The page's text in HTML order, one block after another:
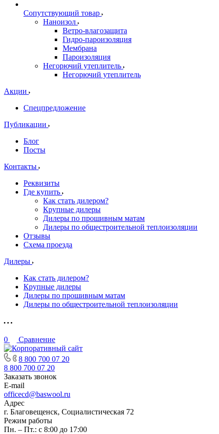
Сопутствующий товар
Наноизол
Ветро-влагозащита
Гидро-пароизоляция
Мембрана
Пароизоляция
Негорючий утеплитель
Негорючий утеплитель
Акции
Спецпредложение
Публикации
Блог
Посты
Контакты
Реквизиты
Где купить
Как стать дилером?
Крупные дилеры
Дилеры по прошивным матам
Дилеры по общестроительной теплоизоляции
Отзывы
Схема проезда
Дилеры
Как стать дилером?
Крупные дилеры
Дилеры по прошивным матам
Дилеры по общестроительной теплоизоляции
0 Сравнение
8 800 700 07 20
8 800 700 07 20
Заказать звонок
E-mail
officecd@baswool.ru
Адрес
г. Благовещенск, Социалистическая 72
Режим работы
Пн. – Пт.: с 8:00 до 17:00